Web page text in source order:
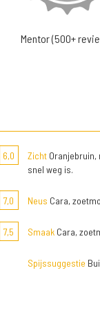
Mentor (500+
6,0 ZichtOranjebruin,
snel weg is.
7,0 Neus Cara,
7,5 SmaakCara,
Spijssuggestie